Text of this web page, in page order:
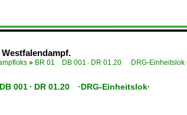
» BR 01 DB 001 · DR 01.20 ·DRG-Einheitslok·
001 · DR 01.20 ·DRG-Einheitslok·